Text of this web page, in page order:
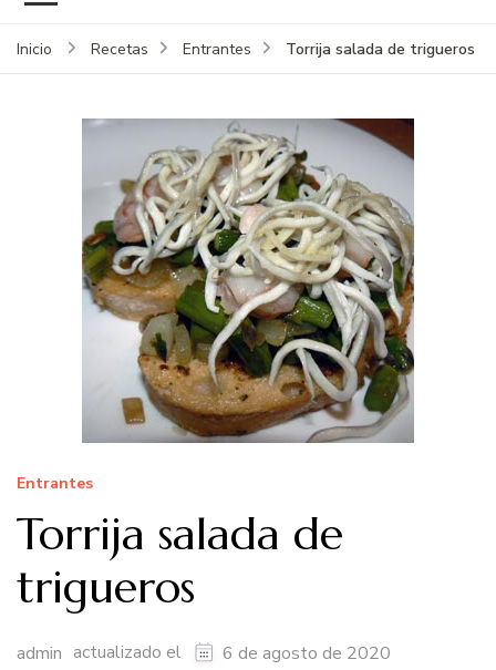
Inicio Recetas Entrantes Torrija salada de trigueros
Entrantes
Torrija salada de
trigueros
admin actualizado el 6 de agosto de 2020